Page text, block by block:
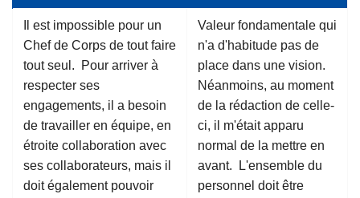
Il est impossible pour un
Chef de Corps de tout faire
tout seul. Pour arriver à
respecter ses
engagements, il a besoin
de travailler en équipe, en
étroite collaboration avec
ses collaborateurs, mais il
doit également pouvoir
Valeur fondamentale qui
n'a d'habitude pas de
place dans une vision.
Néanmoins, au moment
de la rédaction de celle-
ci, il m'était apparu
normal de la mettre en
avant. L'ensemble du
personnel doit être